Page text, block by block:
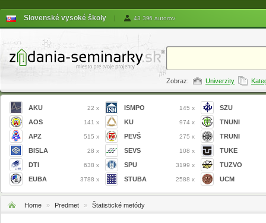
Slovenské vysoké školy | 43 396 autorov
Zobraz: Univerzity
AKU 22 x
AOS 141 x
APZ 515 x
BISLA 28 x
DTI 638 x
EUBA 3788 x
ISMPO 145 x
KU 974 x
PEVŠ 275 x
SEVS 108 x
SPU 3199 x
STUBA 2588 x
SZU
TNUNI
TRUNI
TUKE
TUZVO
UCM
Home » Predmet » Štatistické metódy